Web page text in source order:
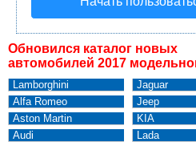
Обновился каталог новых
автомобилей 2017
Lamborghini
Alfa Romeo
Aston Martin
Audi
Jaguar
Jeep
KIA
Lada